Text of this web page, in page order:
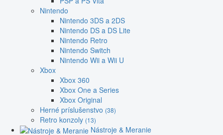
Nintendo
Nintendo 3DS a 2DS
Nintendo DS a DS Lite
Nintendo Retro
Nintendo Switch
Nintendo Wii a Wii U
Xbox
Xbox 360
Xbox One a Series
Xbox Original
Herné príslušenstvo (38)
Retro konzoly (13)
Nástroje & Meranie